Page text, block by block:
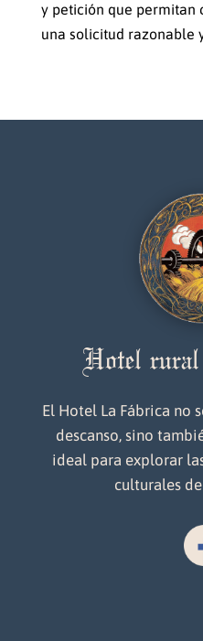
y petición que permitan
una solicitud razonable
Hotel
El Hotel La Fábrica no
descanso, sino
ideal para explorar
culturales